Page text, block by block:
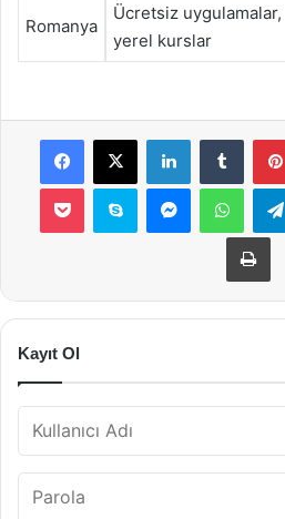
Romanya
Ücretsiz uygulamalar,
yerel kurslar
Facebook
X LinkedIn
Pocket Skype Messenger
Kayıt Ol